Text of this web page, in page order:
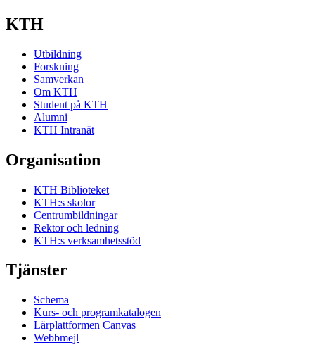
KTH
Utbildning
Forskning
Samverkan
Om KTH
Student på KTH
Alumni
KTH Intranät
Organisation
KTH Biblioteket
KTH:s skolor
Centrumbildningar
Rektor och ledning
KTH:s verksamhetsstöd
Tjänster
Schema
Kurs- och programkatalogen
Lärplattformen Canvas
Webbmejl